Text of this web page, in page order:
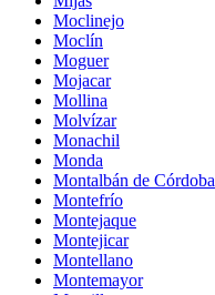
Moclinejo
Moclín
Moguer
Mojacar
Mollina
Molvízar
Monachil
Monda
Montalbán de Córdoba
Montefrío
Montejaque
Montejicar
Montellano
Montemayor